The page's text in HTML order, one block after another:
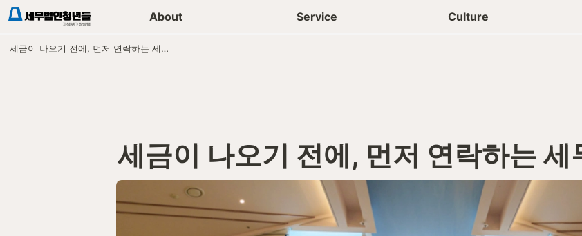
About Service Culture
세금이 나오기 전에, 먼저 연락하는 세무법인
세무가이드 콘텐츠 기장상담신청 청년들 일상
세금이 나오기 전에, 먼저 연락하는 세